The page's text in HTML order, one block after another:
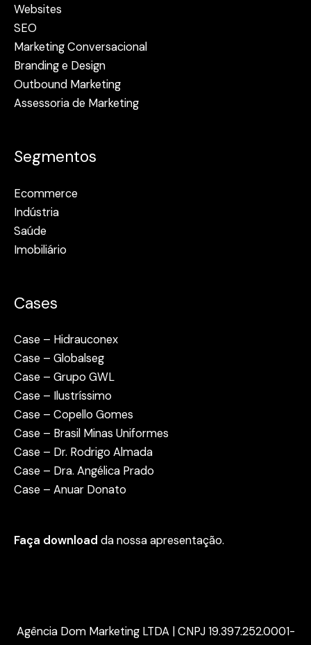
Websites
SEO
Marketing Conversacional
Branding e Design
Outbound Marketing
Assessoria de Marketing
Segmentos
Ecommerce
Indústria
Saúde
Imobiliário
Cases
Case – Hidrauconex
Case – Globalseg
Case – Grupo GWL
Case – Ilustríssimo
Case – Copello Gomes
Case – Brasil Minas Uniformes
Case – Dr. Rodrigo Almada
Case – Dra. Angélica Prado
Case – Anuar Donato
Faça download da nossa apresentação.
Agência Dom Marketing LTDA | CNPJ 19.397.252.0001-